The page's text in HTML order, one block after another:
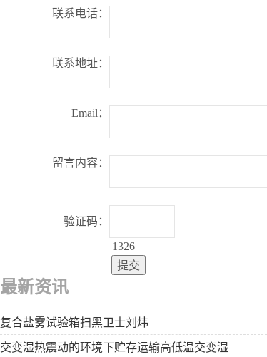
联系电话：
联系地址：
Email：
留言内容：
验证码：
1326
最新资讯
复合盐雾试验箱扫黑卫士刘炜
交变湿热震动的环境下贮存运输高低温交变湿